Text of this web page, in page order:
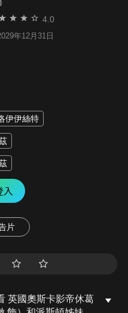
4.0
年12月31日
伊伊絲特
入
片
英國奧斯卡影帝休葛